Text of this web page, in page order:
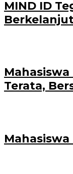
MIND ID
Terata,